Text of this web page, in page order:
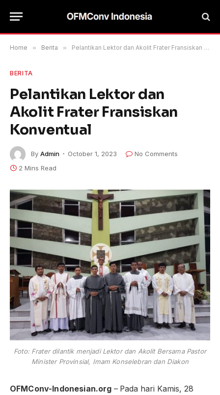
Home » Berita » Pelantikan Lektor dan Akolit Frater Fransiskan Konventual
BERITA
Pelantikan Lektor dan
Akolit Frater Fransiskan
Konventual
By Admin October 1, 2023
No Comments
2 Mins Read
Foto: Frater dilantik menjadi Lektor dan Akolit Bersama Pastor
Minister Provinsial, Imam Konselebran dan Diakon
OFMConv-Indonesian.org – Pada hari Kamis, 28